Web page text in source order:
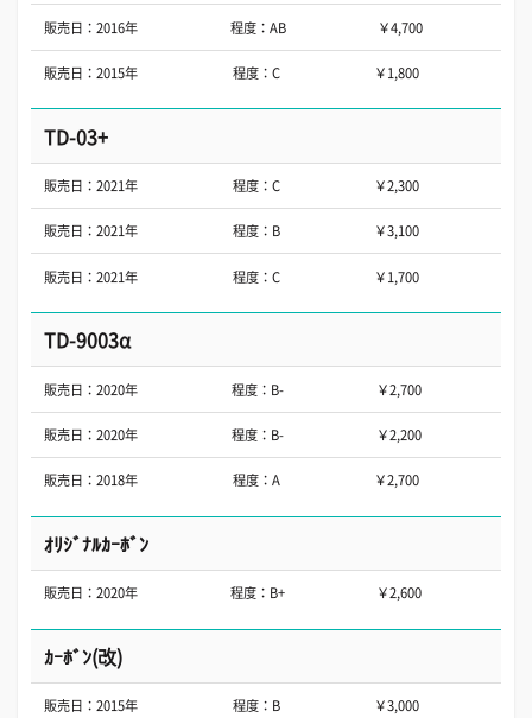
販売日：2016年 程度：AB ￥4,700
販売日：2015年 程度：C ￥1,800
TD-03+
販売日：2021年 程度：C ￥2,300
販売日：2021年 程度：B ￥3,100
販売日：2021年 程度：C ￥1,700
TD-9003α
販売日：2020年 程度：B- ￥2,700
販売日：2020年 程度：B- ￥2,200
販売日：2018年 程度：A ￥2,700
ｵﾘｼﾞﾅﾙｶｰﾎﾞﾝ
販売日：2020年 程度：B+ ￥2,600
ｶｰﾎﾞﾝ(改)
販売日：2015年 程度：B ￥3,000